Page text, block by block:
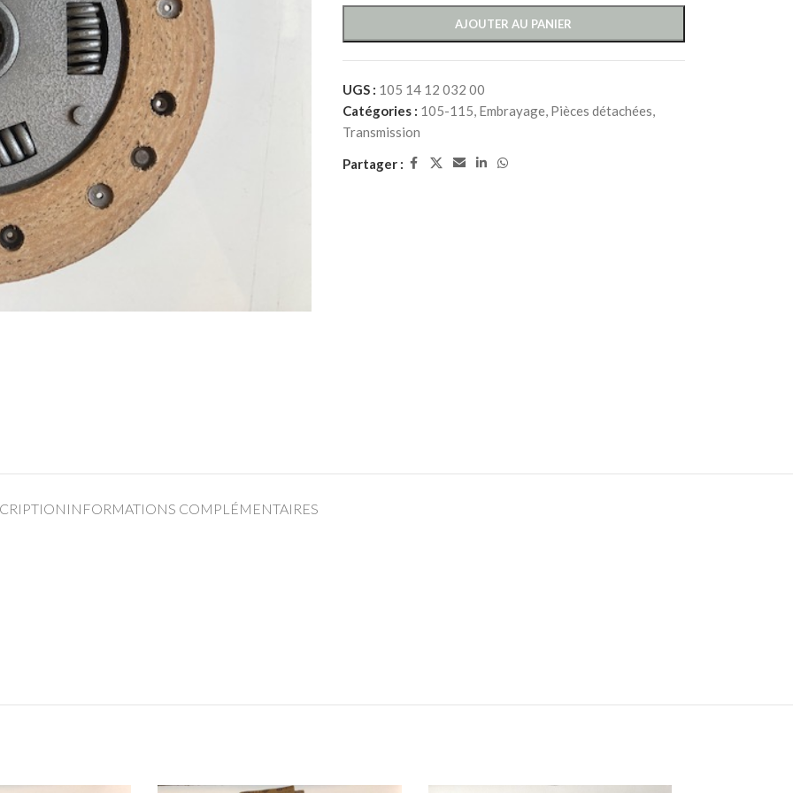
AJOUTER AU PANIER
UGS : 105 14 12 032 00
Catégories : 105-115, Embrayage, Pièces détachées,
Transmission
Partager :
INFORMATIONS COMPLÉMENTAIRES